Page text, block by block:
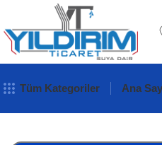
Tüm Kategoriler Ana